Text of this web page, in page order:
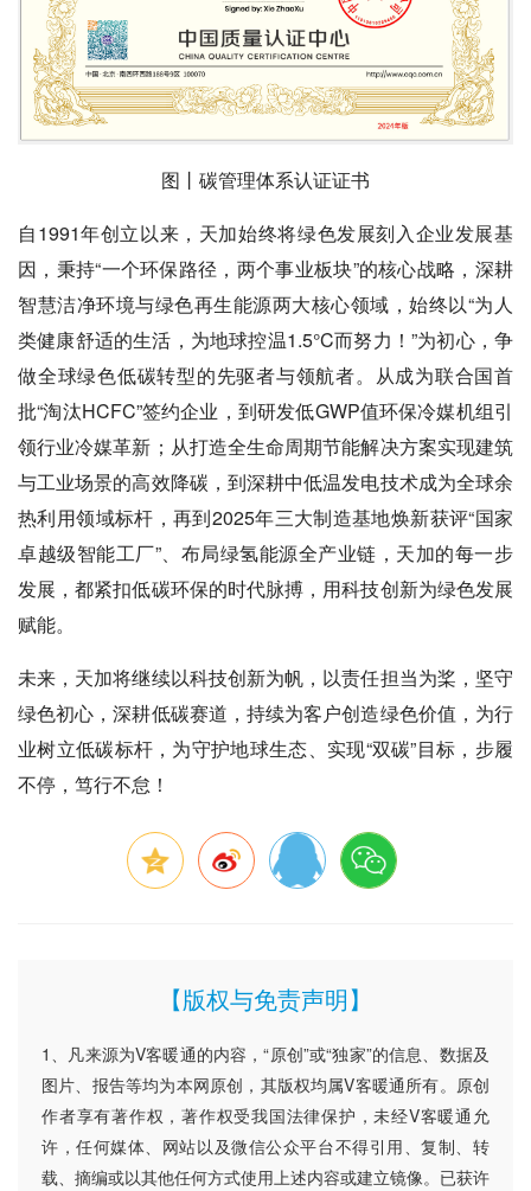
图丨碳管理体系认证证书
自1991年创立以来，天加始终将绿色发展刻入企业发展基
因，秉持“一个环保路径，两个事业板块”的核心战略，深耕
智慧洁净环境与绿色再生能源两大核心领域，始终以“为人
类健康舒适的生活，为地球控温1.5°C而努力！”为初心，争
做全球绿色低碳转型的先驱者与领航者。从成为联合国首
批“淘汰HCFC”签约企业，到研发低GWP值环保冷媒机组引
领行业冷媒革新；从打造全生命周期节能解决方案实现建筑
与工业场景的高效降碳，到深耕中低温发电技术成为全球余
热利用领域标杆，再到2025年三大制造基地焕新获评“国家
卓越级智能工厂”、布局绿氢能源全产业链，天加的每一步
发展，都紧扣低碳环保的时代脉搏，用科技创新为绿色发展
赋能。
未来，天加将继续以科技创新为帆，以责任担当为桨，坚守
绿色初心，深耕低碳赛道，持续为客户创造绿色价值，为行
业树立低碳标杆，为守护地球生态、实现“双碳”目标，步履
不停，笃行不怠！
【版权与免责声明】
1、凡来源为V客暖通的内容，“原创”或“独家”的信息、数据及
图片、报告等均为本网原创，其版权均属V客暖通所有。原创
作者享有著作权，著作权受我国法律保护，未经V客暖通允
许，任何媒体、网站以及微信公众平台不得引用、复制、转
载、摘编或以其他任何方式使用上述内容或建立镜像。已获许